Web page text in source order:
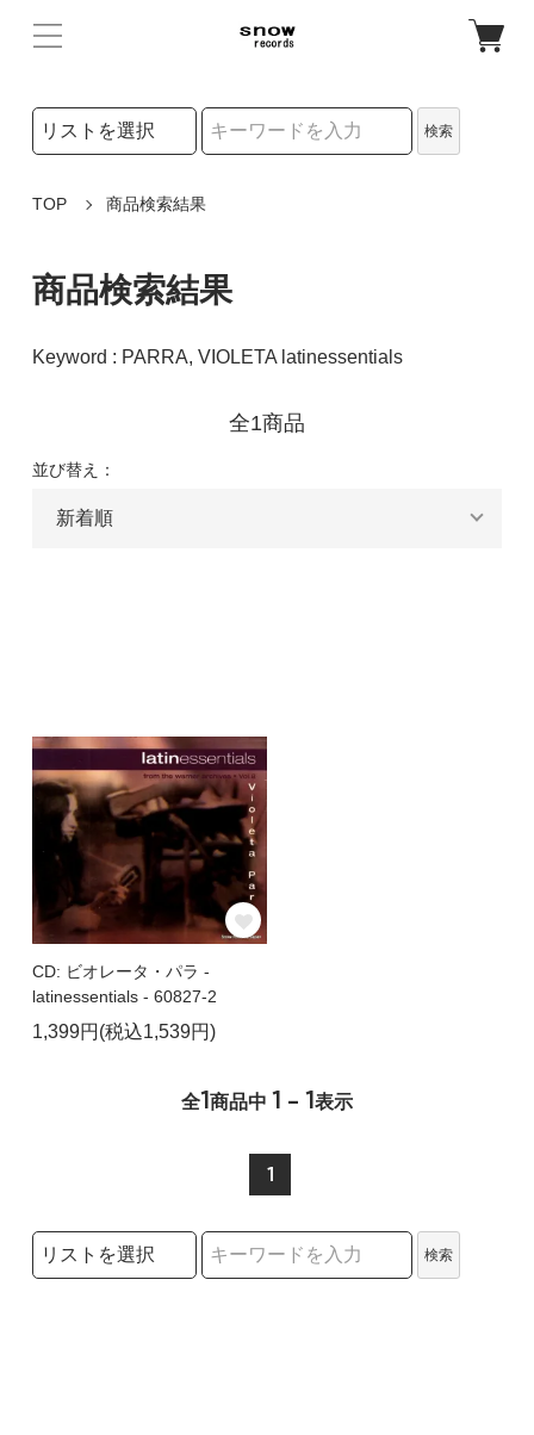
検索リストの選択
検索
TOP 商品検索結果
商品検索結果
Keyword : PARRA, VIOLETA latinessentials
全1商品
並び替え：
CD: ビオレータ・パラ -
latinessentials - 60827-2
1,399円(税込1,539円)
全1商品中 1 - 1表示
1
検索リストの選択
検索